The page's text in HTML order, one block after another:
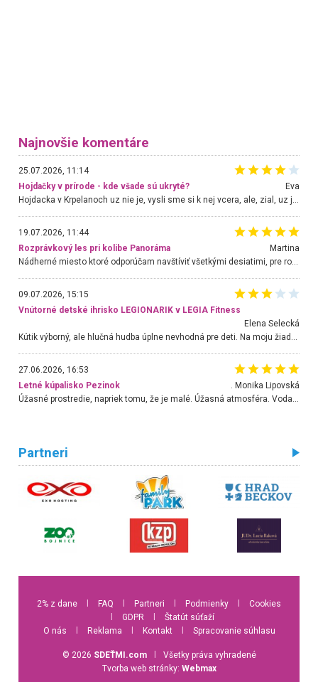
Najnovšie komentáre
25.07.2026, 11:14
Hojdačky v prírode - kde všade sú ukryté?
Eva
Hojdacka v Krpelanoch uz nie je, vysli sme si k nej vcera, ale, zial, uz je znicena. Ak sem planujete cestu len kvoli hojdacke, mozete si ju usetrit. Krasny vyhlad je tu vsak aj bez hojdacky :-)
19.07.2026, 11:44
Rozprávkový les pri kolibe Panoráma
Martina
Nádherné miesto ktoré odporúčam navštíviť všetkými desiatimi, pre rodiny s deťmi, dôchodcom... Proste a jednoducho ozaj rozprávkový les.. určite ešte prídeme. Odniesli sme si na pamiatku krásne tričká,
09.07.2026, 15:15
Vnútorné detské ihrisko LEGIONARIK v LEGIA Fitness
Elena Selecká
Kútik výborný, ale hlučná hudba úplne nevhodná pre deti. Na moju žiadosť o aspoň sušenie nereagovali.
27.06.2026, 16:53
Letné kúpalisko Pezinok
. Monika Lipovská
Partneri
2% z dane FAQ Partneri Podmienky
Cookies
GDPR
Štatút súťaží
O nás
Reklama Kontakt Spracovanie súhlasu
© 2026 SDEŤMI.com
Všetky práva vyhradené
Tvorba web stránky: Webmax